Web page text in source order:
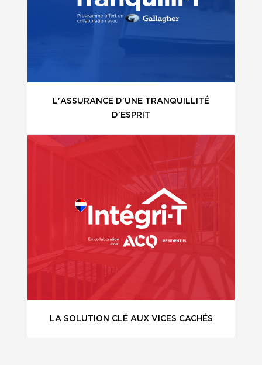
L'ASSURANCE D'UNE TRANQUILLITÉ
D'ESPRIT
LA SOLUTION CLÉ AUX VICES CACHÉS